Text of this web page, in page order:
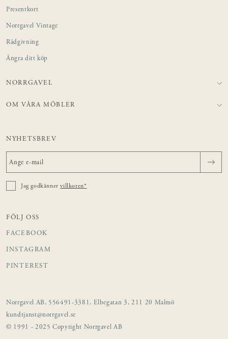
Presentkort
Norrgavel Vintage
Rådgivning
Ångra ditt köp
NORRGAVEL
OM VÅRA MÖBLER
NYHETSBREV
Jag godkännervillkoren*
FÖLJ OSS
FACEBOOK
INSTAGRAM
PINTEREST
Norrgavel AB, 556491-3381, Elbegatan 3, 211 20 Malmö
kundtjanst@norrgavel.se
© 1991 - 2025 Copyright Norrgavel AB